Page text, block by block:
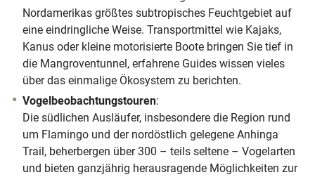
Nordamerikas größtes subtropisches Feuchtgebiet auf
eine eindringliche Weise. Transportmittel wie Kajaks,
Kanus oder kleine motorisierte Boote bringen Sie tief in
die Mangroventunnel, erfahrene Guides wissen vieles
über das einmalige Ökosystem zu berichten.
Vogelbeobachtungstouren:
Die südlichen Ausläufer, insbesondere die Region rund
um Flamingo und der nordöstlich gelegene Anhinga
Trail, beherbergen über 300 – teils seltene – Vogelarten
und bieten ganzjährig herausragende Möglichkeiten zur